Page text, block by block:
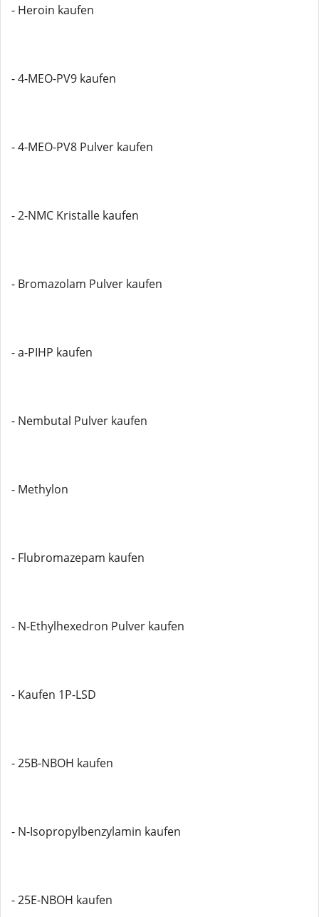
- Heroin kaufen
- 4-MEO-PV9 kaufen
- 4-MEO-PV8 Pulver kaufen
- 2-NMC Kristalle kaufen
- Bromazolam Pulver kaufen
- a-PIHP kaufen
- Nembutal Pulver kaufen
- Methylon
- Flubromazepam kaufen
- N-Ethylhexedron Pulver kaufen
- Kaufen 1P-LSD
- 25B-NBOH kaufen
- N-Isopropylbenzylamin kaufen
- 25E-NBOH kaufen